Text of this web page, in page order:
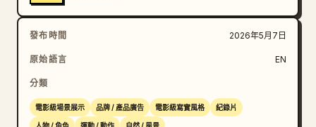
力自行車手在深夜山區暴雨中騎行的超寫實電影級廣告。具
備頂級 Nike / Rapha 美學，並以嬰兒粉色高性能騎行服
無動漫感，無美顏濾鏡。展現真實皮膚紋理、真實的雨水互
發布時間 2026年5月7日
原始語言 EN
分類
電影級場景展示 品牌 / 產品廣告 電影級寫實風格 紀錄片